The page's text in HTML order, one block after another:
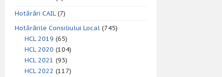
Hotărâri CAIL(7)
Hotărârile Consiliului Local (745)
HCL 2019 (65)
HCL 2020 (104)
HCL 2021 (93)
HCL 2022 (117)